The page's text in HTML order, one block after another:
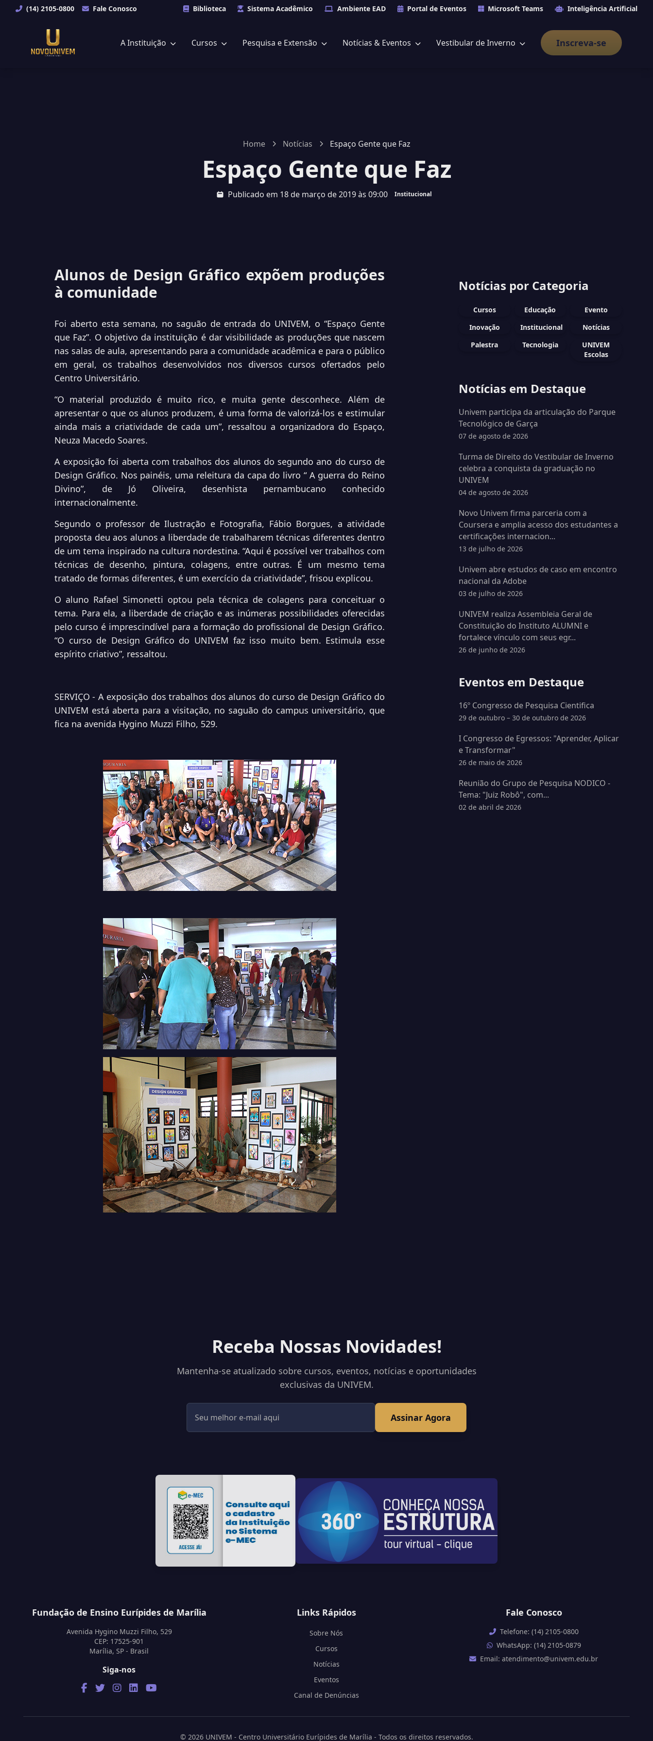
(14) 2105-0800 Fale Conosco Biblioteca Sistema Acadêmico Ambiente EAD Portal de Eventos Microsoft Teams Inteligência Artificial
A Instituição Cursos Pesquisa e Extensão Notícias & Eventos Vestibular de Inverno Inscreva-se
Home Notícias Espaço Gente que Faz
Espaço Gente que Faz
Publicado em 18 de março de 2019 às 09:00 Institucional
Alunos de Design Gráfico expõem produções
à comunidade
Foi aberto esta semana, no saguão de entrada do UNIVEM, o “Espaço Gente
que Faz”. O objetivo da instituição é dar visibilidade as produções que nascem
nas salas de aula, apresentando para a comunidade acadêmica e para o público
em geral, os trabalhos desenvolvidos nos diversos cursos ofertados pelo
Centro Universitário.
“O material produzido é muito rico, e muita gente desconhece. Além de
apresentar o que os alunos produzem, é uma forma de valorizá-los e estimular
ainda mais a criatividade de cada um”, ressaltou a organizadora do Espaço,
Neuza Macedo Soares.
A exposição foi aberta com trabalhos dos alunos do segundo ano do curso de
Design Gráfico. Nos painéis, uma releitura da capa do livro “ A guerra do Reino
Divino”, de Jó Oliveira, desenhista pernambucano conhecido
internacionalmente.
Segundo o professor de Ilustração e Fotografia, Fábio Borgues, a atividade
proposta deu aos alunos a liberdade de trabalharem técnicas diferentes dentro
de um tema inspirado na cultura nordestina. “Aqui é possível ver trabalhos com
técnicas de desenho, pintura, colagens, entre outras. É um mesmo tema
tratado de formas diferentes, é um exercício da criatividade”, frisou explicou.
O aluno Rafael Simonetti optou pela técnica de colagens para conceituar o
tema. Para ela, a liberdade de criação e as inúmeras possibilidades oferecidas
pelo curso é imprescindível para a formação do profissional de Design Gráfico.
“O curso de Design Gráfico do UNIVEM faz isso muito bem. Estimula esse
espírito criativo”, ressaltou.
SERVIÇO - A exposição dos trabalhos dos alunos do curso de Design Gráfico do
UNIVEM está aberta para a visitação, no saguão do campus universitário, que
fica na avenida Hygino Muzzi Filho, 529.
Notícias por Categoria
Cursos Educação
Evento
Inovação
Institucional
Notícias
Palestra
Tecnologia
UNIVEM
Escolas
Notícias em Destaque
Univem participa da articulação do Parque
Tecnológico de Garça
07 de agosto de 2026
Turma de Direito do Vestibular de Inverno
celebra a conquista da graduação no
UNIVEM
04 de agosto de 2026
Novo Univem firma parceria com a
Coursera e amplia acesso dos estudantes a
certificações internacion...
13 de julho de 2026
Univem abre estudos de caso em encontro
nacional da Adobe
03 de julho de 2026
UNIVEM realiza Assembleia Geral de
Constituição do Instituto ALUMNI e
fortalece vínculo com seus egr...
26 de junho de 2026
Eventos em Destaque
16º Congresso de Pesquisa Cientifica
29 de outubro – 30 de outubro de 2026
I Congresso de Egressos: "Aprender, Aplicar
e Transformar"
26 de maio de 2026
Reunião do Grupo de Pesquisa NODICO -
Tema: "Juiz Robô", com...
02 de abril de 2026
Receba Nossas Novidades!
Mantenha-se atualizado sobre cursos, eventos, notícias e oportunidades
exclusivas da UNIVEM.
Assinar Agora
Fundação de Ensino Eurípides de Marília
Avenida Hygino Muzzi Filho, 529
CEP: 17525-901
Marília, SP - Brasil
Siga-nos
Links Rápidos
Sobre Nós
Cursos
Notícias
Eventos
Canal de Denúncias
Fale Conosco
Telefone: (14) 2105-0800
WhatsApp: (14) 2105-0879
Email: atendimento@univem.edu.br
© 2026 UNIVEM - Centro Universitário Eurípides de Marília - Todos os direitos reservados.